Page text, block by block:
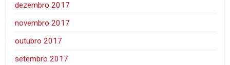
dezembro 2017
novembro 2017
outubro 2017
setembro 2017